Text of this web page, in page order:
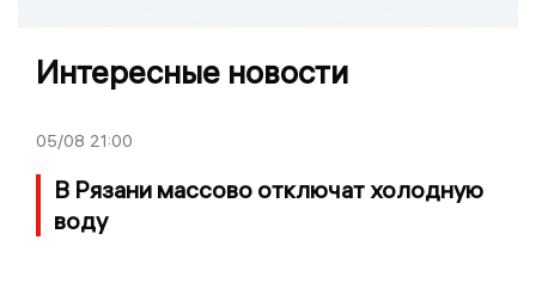
Интересные новости
05/08 21:00
В Рязани массово отключат холодную
воду